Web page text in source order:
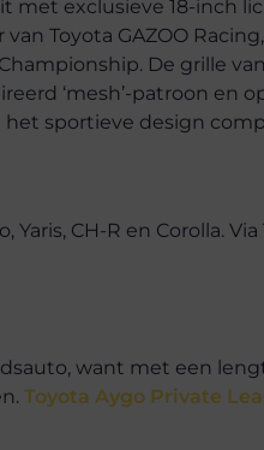
met exclusieve 18-
Toyota GAZOO
De grille
‘mesh’-patroon en
het sportieve design
CH-R en Corolla.
want met een
Toyota Aygo Private